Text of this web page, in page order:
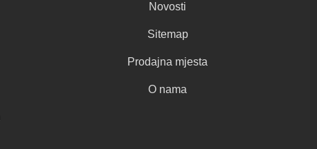
Novosti
Sitemap
Prodajna mjesta
O nama